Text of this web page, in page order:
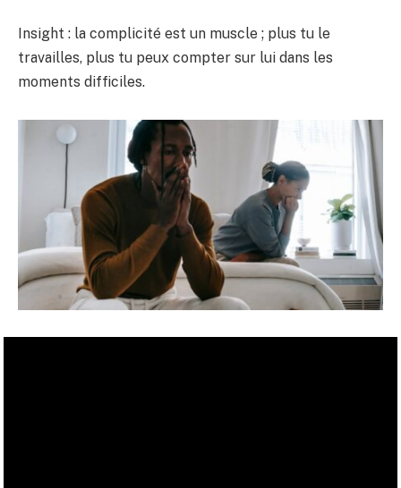
Insight : la complicité est un muscle ; plus tu le
travailles, plus tu peux compter sur lui dans les
moments difficiles.